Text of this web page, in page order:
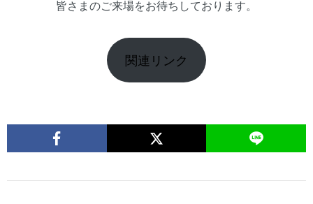
皆さまのご来場をお待ちしております。
関連リンク